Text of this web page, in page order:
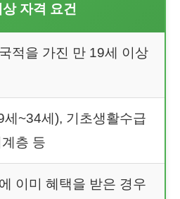
자격 요건
적을 가진 만 19세 이상
세~34세), 기초생활수급
층 등
이미 혜택을 받은 경우